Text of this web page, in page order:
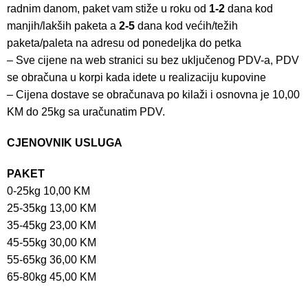
radnim danom, paket vam stiže u roku od 1-2 dana kod
manjih/lakših paketa a 2-5 dana kod većih/težih
paketa/paleta na adresu od ponedeljka do petka
– Sve cijene na web stranici su bez uključenog PDV-a, PDV
se obračuna u korpi kada idete u realizaciju kupovine
– Cijena dostave se obračunava po kilaži i osnovna je 10,00
KM do 25kg sa uračunatim PDV.
CJENOVNIK USLUGA
PAKET
0-25kg 10,00 KM
25-35kg 13,00 KM
35-45kg 23,00 KM
45-55kg 30,00 KM
55-65kg 36,00 KM
65-80kg 45,00 KM